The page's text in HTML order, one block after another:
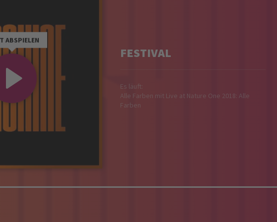
ABSPIELEN
FESTIVAL
Es läuft:
Alle Farben mit Live at Nature One 2018: Alle
Farben